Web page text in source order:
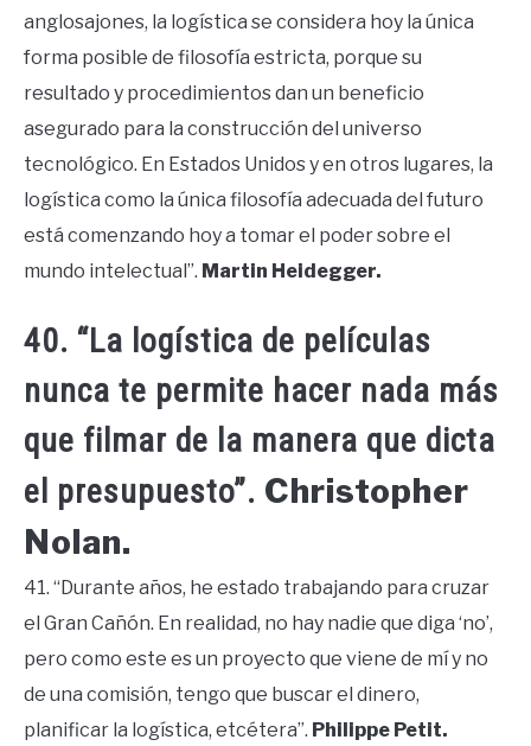
anglosajones, la logística se considera hoy la única
forma posible de filosofía estricta, porque su
resultado y procedimientos dan un beneficio
asegurado para la construcción del universo
tecnológico. En Estados Unidos y en otros lugares, la
logística como la única filosofía adecuada del futuro
está comenzando hoy a tomar el poder sobre el
mundo intelectual”. Martin Heidegger.
40. “La logística de películas
nunca te permite hacer nada más
que filmar de la manera que dicta
el presupuesto”. Christopher
Nolan.
41. “Durante años, he estado trabajando para cruzar
el Gran Cañón. En realidad, no hay nadie que diga ‘no’,
pero como este es un proyecto que viene de mí y no
de una comisión, tengo que buscar el dinero,
planificar la logística, etcétera”. Philippe Petit.